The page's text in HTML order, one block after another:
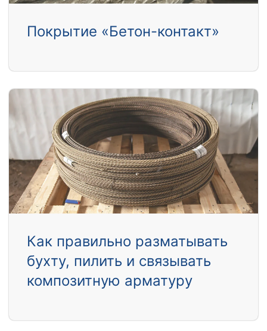
Покрытие «Бетон-контакт»
Как правильно разматывать
бухту, пилить и связывать
композитную арматуру